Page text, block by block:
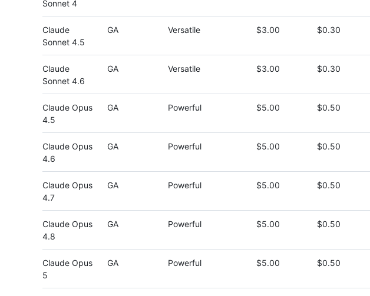
Sonnet 4
Claude
Sonnet 4.5
GA Versatile $3.00 $0.30
Claude
Sonnet 4.6
GA Versatile $3.00 $0.30
Claude Opus
4.5
GA Powerful $5.00 $0.50
Claude Opus
4.6
GA Powerful $5.00 $0.50
Claude Opus
4.7
GA Powerful $5.00 $0.50
Claude Opus
4.8
GA Powerful $5.00 $0.50
Claude Opus
5
GA Powerful $5.00 $0.50